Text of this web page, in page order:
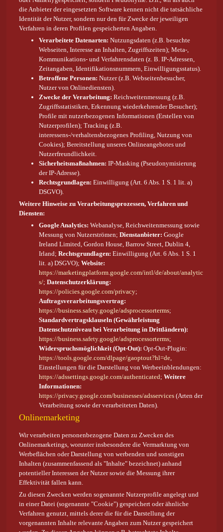
die Anbieter der eingesetzten Software kennen nicht die tatsächliche
Identität der Nutzer, sondern nur den für Zwecke der jeweiligen
Verfahren in deren Profilen gespeicherten Angaben.
Verarbeitete Datenarten: Nutzungsdaten (z.B. besuchte
Webseiten, Interesse an Inhalten, Zugriffszeiten); Meta-,
Kommunikations- und Verfahrensdaten (z. B. IP-Adressen,
Zeitangaben, Identifikationsnummern, Einwilligungsstatus).
Betroffene Personen: Nutzer (z.B. Webseitenbesucher,
Nutzer von Onlinediensten).
Zwecke der Verarbeitung: Reichweitenmessung (z.B.
Zugriffsstatistiken, Erkennung wiederkehrender Besucher);
Profile mit nutzerbezogenen Informationen (Erstellen von
Nutzerprofilen); Tracking (z.B.
interessens-/verhaltensbezogenes Profiling, Nutzung von
Cookies); Bereitstellung unseres Onlineangebotes und
Nutzerfreundlichkeit.
Sicherheitsmaßnahmen: IP-Masking (Pseudonymisierung
der IP-Adresse).
Rechtsgrundlagen: Einwilligung (Art. 6 Abs. 1 S. 1 lit. a)
DSGVO).
Weitere Hinweise zu Verarbeitungsprozessen, Verfahren und
Diensten:
Google Analytics:Webanalyse, Reichweitenmessung sowie
Messung von Nutzerströmen;Dienstanbieter: Google
Ireland Limited, Gordon House, Barrow Street, Dublin 4,
Irland;Rechtsgrundlagen: Einwilligung (Art. 6 Abs. 1 S. 1
lit. a) DSGVO);Website:
https://marketingplatform.google.com/intl/de/about/analytic
s/;Datenschutzerklärung:
https://policies.google.com/privacy;
Auftragsverarbeitungsvertrag:
https://business.safety.google/adsprocessorterms;
Standardvertragsklauseln (Gewährleistung
Datenschutzniveau bei Verarbeitung in Drittländern):
https://business.safety.google/adsprocessorterms;
Widerspruchsmöglichkeit (Opt-Out): Opt-Out-Plugin:
https://tools.google.com/dlpage/gaoptout?hl=de
Einstellungen für die Darstellung von Werbeeinblendungen:
https://adssettings.google.com/authenticated;Weitere
Informationen:
https://privacy.google.com/businesses/adsservices (Arten der
Verarbeitung sowie der verarbeiteten Daten).
Onlinemarketing
Wir verarbeiten personenbezogene Daten zu Zwecken des
Onlinemarketings, worunter insbesondere die Vermarktung von
Werbeflächen oder Darstellung von werbenden und sonstigen
Inhalten (zusammenfassend als "Inhalte" bezeichnet) anhand
potentieller Interessen der Nutzer sowie die Messung ihrer
Effektivität fallen kann.
Zu diesen Zwecken werden sogenannte Nutzerprofile angelegt und
in einer Datei (sogenannte "Cookie") gespeichert oder ähnliche
Verfahren genutzt, mittels derer die für die Darstellung der
vorgenannten Inhalte relevante Angaben zum Nutzer gespeichert